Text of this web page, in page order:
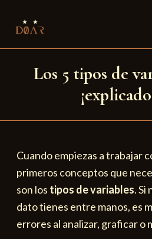
Los 5 tipos de
Cuando empiezas a trabajar
primeros conceptos que
son los tipos de variables. Si
dato tienes entre manos, es
errores al analizar, graficar o